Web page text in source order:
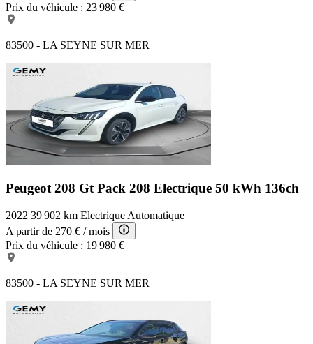
Prix du véhicule : 23 980 €
83500 - LA SEYNE SUR MER
Peugeot 208 Gt Pack 208 Electrique 50 kWh 136ch
2022 39 902 km Electrique Automatique
A partir de 270 € / mois
Prix du véhicule : 19 980 €
83500 - LA SEYNE SUR MER